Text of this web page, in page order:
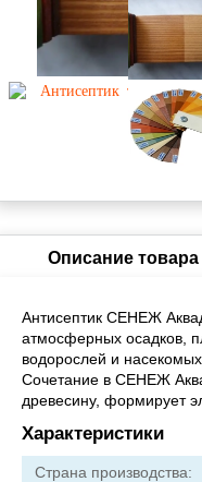
Описание товара
Антисептик СЕНЕЖ
атмосферных осадков,
водорослей и
Сочетание в СЕНЕЖ
древесину, формирует
Характеристики
Страна производства: